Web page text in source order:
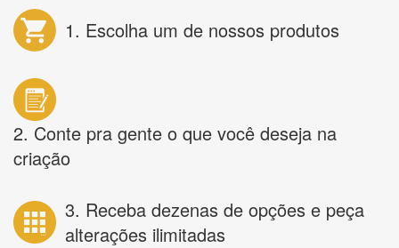
1. Escolha um de nossos produtos
2. Conte pra gente o que você deseja na
criação
3. Receba dezenas de opções e peça
alterações ilimitadas